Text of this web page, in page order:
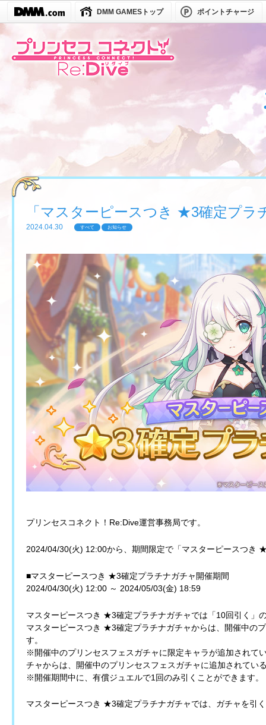
DMM GAMESトップ ポイントチャージ
「マスターピースつき ★3確定プラ
2024.04.30 すべて お知らせ
プリンセスコネクト！Re:Dive運営事務局です。
2024/04/30(火) 12:00から、期間限定で「マスターピースつき
■マスターピースつき ★3確定プラチナガチャ開催期間
2024/04/30(火) 12:00 ～ 2024/05/03(金) 18:59
マスターピースつき ★3確定プラチナガチャでは「10回引く」
マスターピースつき ★3確定プラチナガチャからは、開催中の
す。
※開催中のプリンセスフェスガチャに限定キャラが追加されて
チャからは、開催中のプリンセスフェスガチャに追加されてい
※開催期間中に、有償ジュエルで1回のみ引くことができます。
マスターピースつき ★3確定プラチナガチャでは、ガチャを引